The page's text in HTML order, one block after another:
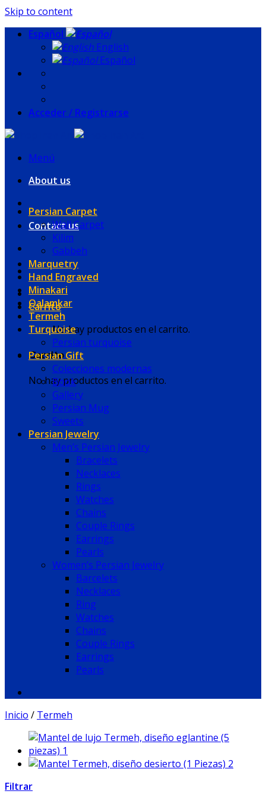
Skip to content
Español
English
Español
Acceder / Registrarse
Menú
About us
Contact us
Carrito
No hay productos en el carrito.
Carrito
No hay productos en el carrito.
Persian Carpet
Wall Carpet
Kilim
Gabbeh
Marquetry
Hand Engraved
Minakari
Qalamkar
Termeh
Turquoise
Persian turquoise
Persian Gift
Colecciones modernas
Book
Gallery
Persian Mug
Sweets
Persian Jewelry
Men’s Persian Jewelry
Bracelets
Necklaces
Rings
Watches
Chains
Couple Rings
Earrings
Pearls
Women’s Persian Jewelry
Barcelets
Necklaces
Ring
Watches
Chains
Couple Rings
Earrings
Pearls
Inicio / Termeh
Filtrar